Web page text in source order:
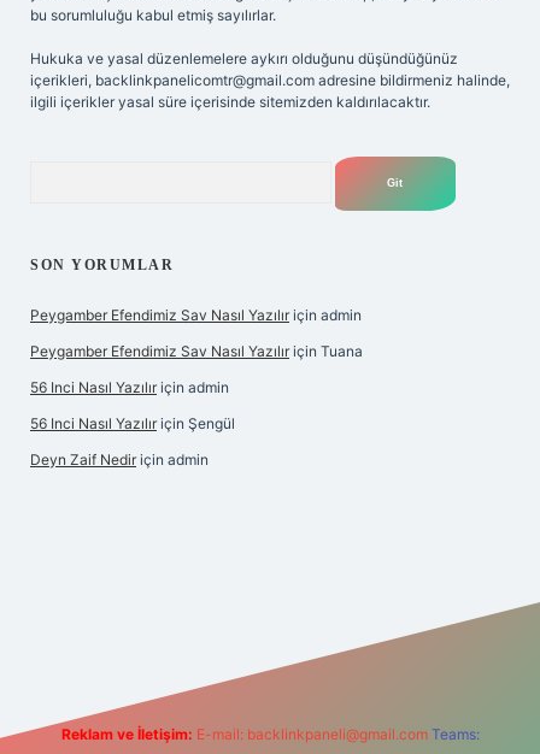
bu sorumluluğu kabul etmiş sayılırlar.
Hukuka ve yasal düzenlemelere aykırı olduğunu düşündüğünüz
içerikleri, backlinkpanelicomtr@gmail.com adresine bildirmeniz halinde,
ilgili içerikler yasal süre içerisinde sitemizden kaldırılacaktır.
SON YORUMLAR
Peygamber Efendimiz Sav Nasıl Yazılır için admin
Peygamber Efendimiz Sav Nasıl Yazılır için Tuana
56 Inci Nasıl Yazılır için admin
56 Inci Nasıl Yazılır için Şengül
Deyn Zaif Nedir için admin
Reklam ve İletişim: E-mail: backlinkpaneli@gmail.com Teams: